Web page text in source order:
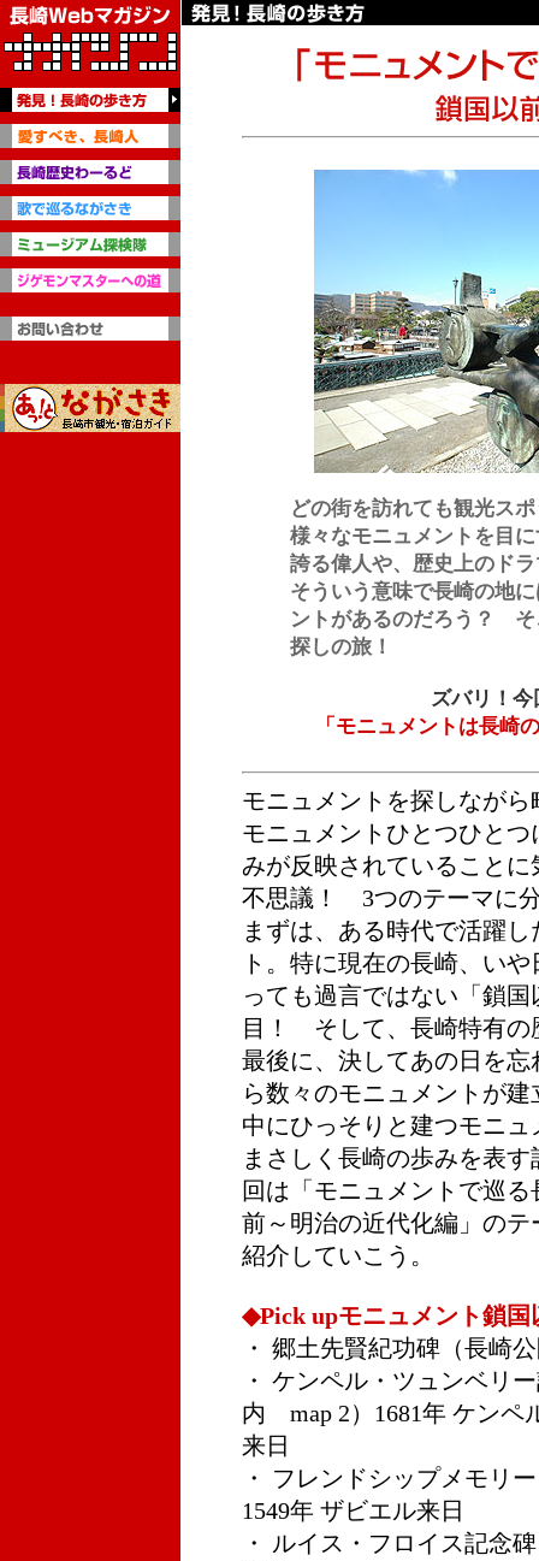
どの街を訪れても観光ス
様々なモニュメントを目
誇る偉人や、歴史上のド
そういう意味で長崎の地
ントがあるのだろう？ そ
探しの旅！
ズバリ！
「モニュメントは長崎
モニュメントを探しなが
モニュメントひとつひと
みが反映されていること
不思議！ 3つのテーマに
まずは、ある時代で活躍
ト。特に現在の長崎、い
っても過言ではない「鎖
目！ そして、長崎特有の
最後に、決してあの日を
ら数々のモニュメントが
中にひっそりと建つモニ
まさしく長崎の歩みを表
回は「モニュメントで巡
前～明治の近代化編」の
紹介していこう。
◆Pick upモニュメント鎖国
・ 郷土先賢紀功碑（長崎
・ ケンペル・ツュンベリ
内 map 2）1681年 ケンペ
来日
・ フレンドシップメモリ
1549年 ザビエル来日
・ ルイス・フロイス記念